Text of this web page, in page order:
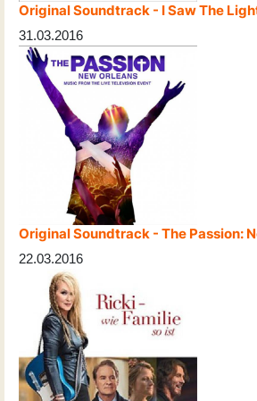
Original Soundtrack - I Saw The
31.03.2016
Original Soundtrack - The Passion:
22.03.2016